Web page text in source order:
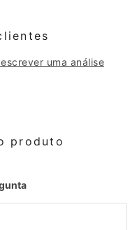
uma análise
produto